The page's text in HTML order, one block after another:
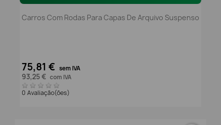
Carros Com Rodas Para Capas De Arquivo Suspenso
75,81 € sem IVA
93,25 € com IVA
0 Avaliação(ões)